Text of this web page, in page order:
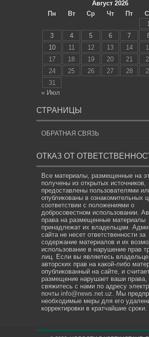
Август 2026
Пн
Вт Ср Чт Пт
3
4 5 6 7
10
11 12 13 14
17
18 19 20 21
24
25 26 27 28
31
« Июл
СТРАНИЦЫ
ОБРАТНАЯ СВЯЗЬ
ОТКАЗ ОТ
Все материалы, размещенные на
получены из открытых источников,
предоставлены пользователями
опубликованы в ознакомительных
соответствии с положениями о
добросовестном использовании.
права на размещенные материалы
принадлежат их владельцам.
сайта не несет ответственности за
содержание материалов и их
использование в нарушение прав
лиц. Если вы являетесь
авторских прав на какой-либо
опубликованный на сайте, и
размещение нарушает ваши права,
свяжитесь с нами по адресу
почты info@news.net.uz. Мы
необходимые меры для его
корректировки в кратчайшие сроки.